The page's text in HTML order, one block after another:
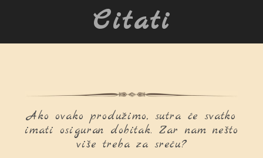
Citati
Ako ovako produžimo, sutra će svatko
imati osiguran dobitak. Zar nam nešto
više treba za sreću?